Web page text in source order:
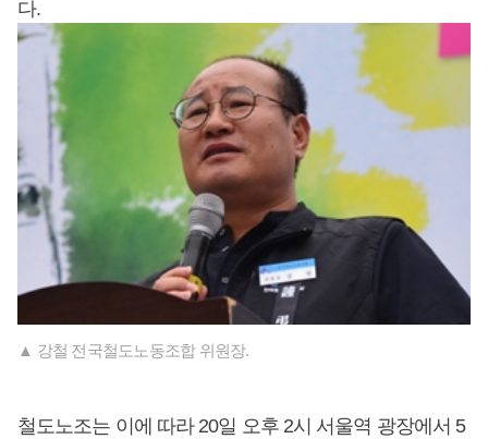
다.
▲ 강철 전국철도노동조합 위원장.
철도노조는 이에 따라 20일 오후 2시 서울역 광장에서 5